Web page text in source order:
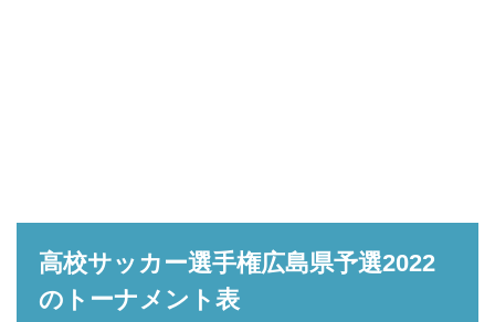
高校サッカー選手権広島県予選2022
のトーナメント表